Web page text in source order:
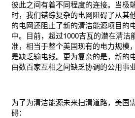
彼此之间有着不同程度的连接。当极
时，我们错综复杂的电网阻碍了从其
的电网还阻止了新的清洁能源项目的
中。目前，超过1000吉瓦的潜在清洁
准，相当于整个美国现有的电力规模
是缺乏输电线。更为复杂的是，新的
由数百家互相之间缺乏协调的公用事
为了为清洁能源未来扫清道路，美国
碍：